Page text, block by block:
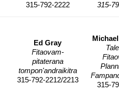
315-792-2222
315-
Ed Gray
Fitaovam-
pitaterana
tompon'andraikitra
315-792-2212/2213
315-